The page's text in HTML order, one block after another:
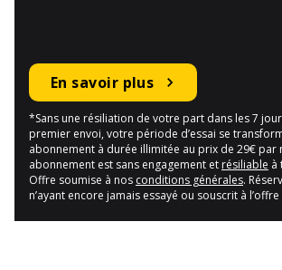
En savoir plus
*Sans une résiliation de votre part dans les 7
premier envoi, votre période d’essai se
abonnement à durée illimitée au prix de 29€ par
abonnement est sans engagement et résiliable à
Offre soumise à nos conditions générales.
n’ayant encore jamais essayé ou souscrit à